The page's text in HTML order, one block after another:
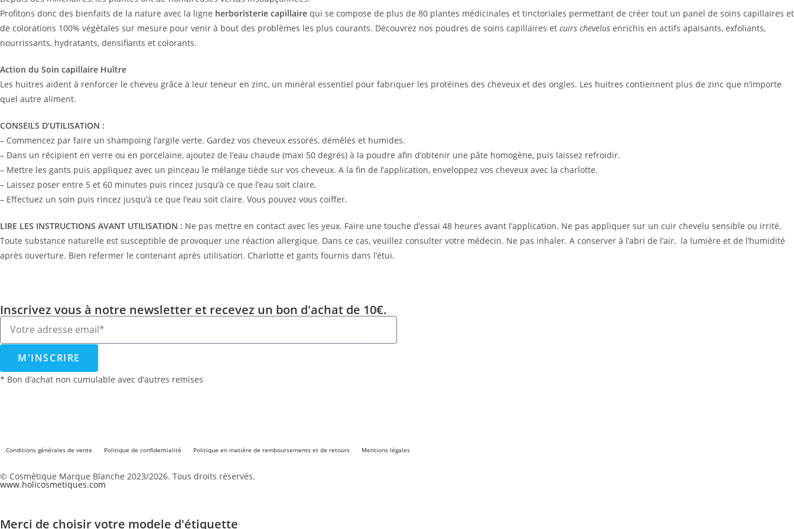
Profitons donc des bienfaits de la nature avec la ligne herboristerie capillaire qui se compose de plus de 80 plantes médicinales et tinctoriales permettant de créer tout un panel de soins capillaires et
de colorations 100% végétales sur mesure pour venir à bout des problèmes les plus courants. Découvrez nos poudres de soins capillaires et cuirs chevelus enrichis en actifs apaisants, exfoliants,
nourrissants, hydratants, densifiants et colorants.
Action du Soin capillaire Huître
Les huitres aident à renforcer le cheveu grâce à leur teneur en zinc, un minéral essentiel pour fabriquer les protéines des cheveux et des ongles. Les huitres contiennent plus de zinc que n’importe
quel autre aliment.
CONSEILS D’UTILISATION :
– Commencez par faire un shampoing l’argile verte. Gardez vos cheveux essorés, démêlés et humides.
– Dans un récipient en verre ou en porcelaine, ajoutez de l’eau chaude (maxi 50 degrés) à la poudre afin d’obtenir une pâte homogène, puis laissez refroidir.
– Mettre les gants puis appliquez avec un pinceau le mélange tiède sur vos cheveux. A la fin de l’application, enveloppez vos cheveux avec la charlotte.
– Laissez poser entre 5 et 60 minutes puis rincez jusqu’à ce que l’eau soit claire.
– Effectuez un soin puis rincez jusqu’à ce que l’eau soit claire. Vous pouvez vous coiffer.
LIRE LES INSTRUCTIONS AVANT UTILISATION : Ne pas mettre en contact avec les yeux. Faire une touche d’essai 48 heures avant l’application. Ne pas appliquer sur un cuir chevelu sensible ou irrité.
Toute substance naturelle est susceptible de provoquer une réaction allergique. Dans ce cas, veuillez consulter votre médecin. Ne pas inhaler. A conserver à l’abri de l’air, la lumière et de l’humidité
après ouverture. Bien refermer le contenant après utilisation. Charlotte et gants fournis dans l’étui.
Inscrivez vous à notre newsletter et recevez un bon d'achat de 10€.
M'INSCRIRE
* Bon d’achat non cumulable avec d’autres remises
Conditions générales de vente Politique de confidentialité Politique en matière de remboursements et de retours Mentions légales
© Cosmétique Marque Blanche 2023/2026. Tous droits réservés.
www.holicosmetiques.com
Merci de choisir votre modele d'étiquette